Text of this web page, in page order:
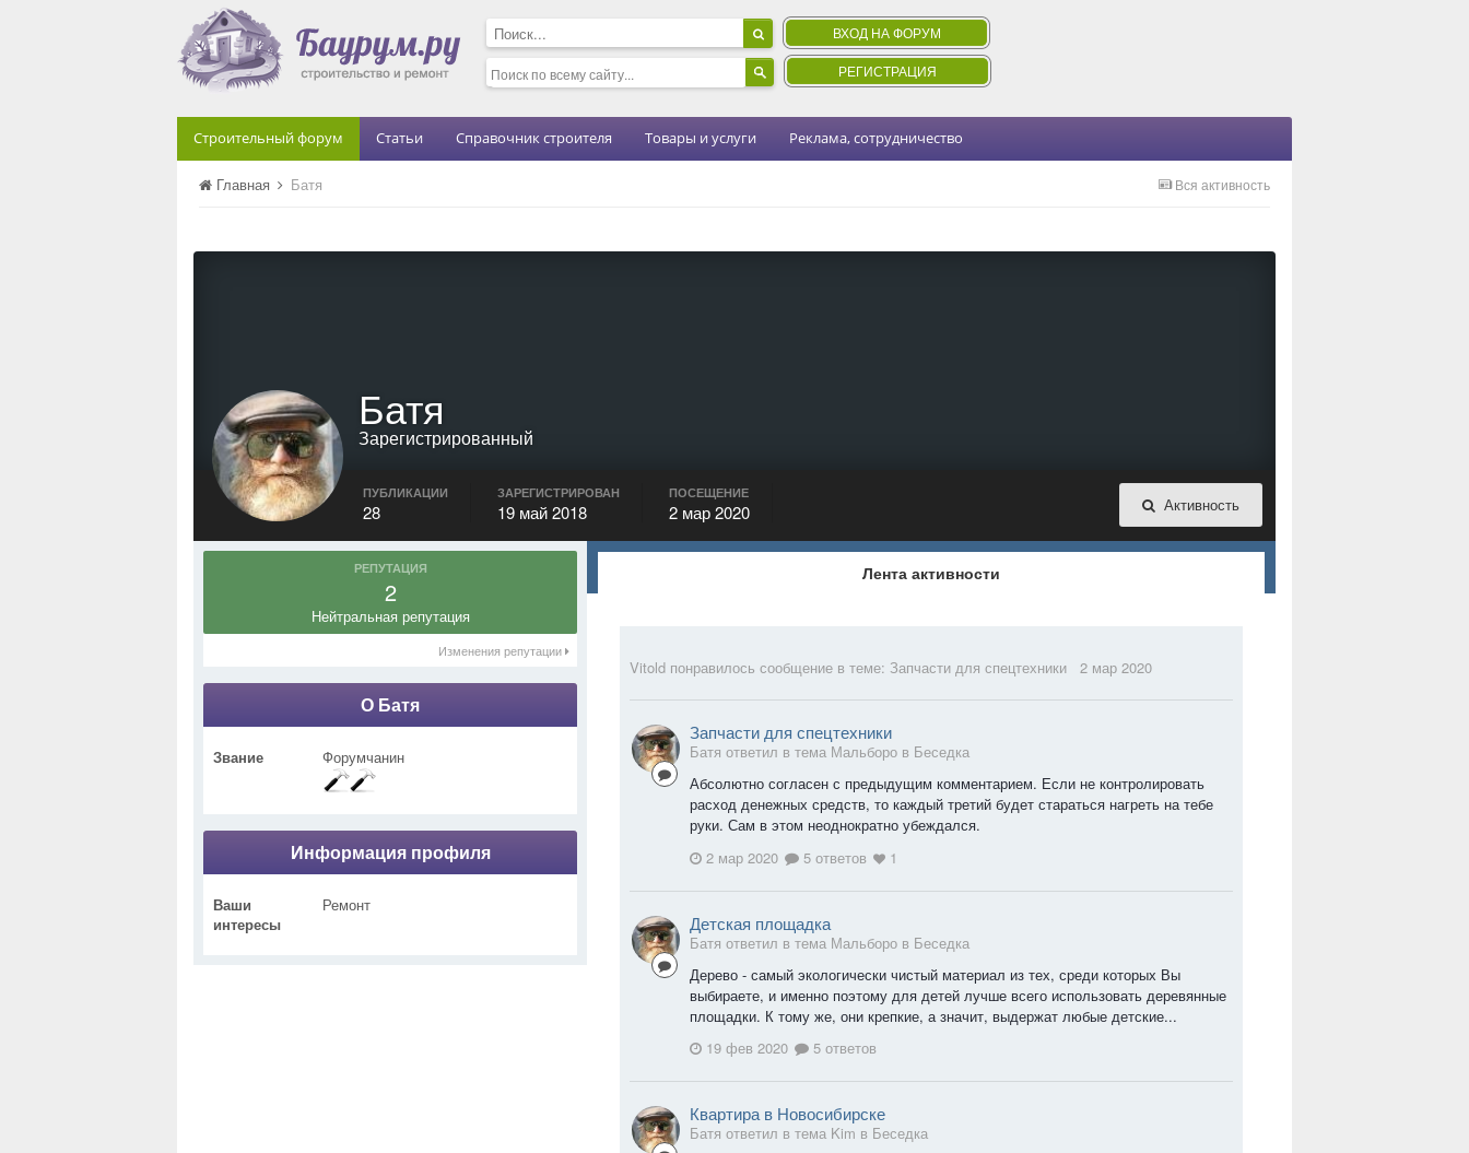
ВХОД НА ФОРУМ
РЕГИСТРАЦИЯ
Строительный форум Статьи Справочник строителя Товары и услуги Реклама, сотрудничество
Вся активность
Главная Батя
Батя
Зарегистрированный
Активность
ПУБЛИКАЦИИ
28
ЗАРЕГИСТРИРОВАН
19 май 2018
ПОСЕЩЕНИЕ
2 мар 2020
РЕПУТАЦИЯ
2
Нейтральная репутация
Изменения репутации
О Батя
Звание Форумчанин
Информация профиля
Ваши
интересы
Ремонт
Лента активности
Vitold понравилось сообщение в теме: Запчасти для спецтехники 2 мар 2020
Запчасти для спецтехники
Батя ответил в тема Мальборо в Беседка
Абсолютно согласен с предыдущим комментарием. Если не контролировать
расход денежных средств, то каждый третий будет стараться нагреть на тебе
руки. Сам в этом неоднократно убеждался.
2 мар 2020
5 ответов 1
Детская площадка
Батя ответил в тема Мальборо в Беседка
Дерево - самый экологически чистый материал из тех, среди которых Вы
выбираете, и именно поэтому для детей лучше всего использовать деревянные
площадки. К тому же, они крепкие, а значит, выдержат любые детские...
19 фев 2020
5 ответов
Квартира в Новосибирске
Батя ответил в тема Kim в Беседка